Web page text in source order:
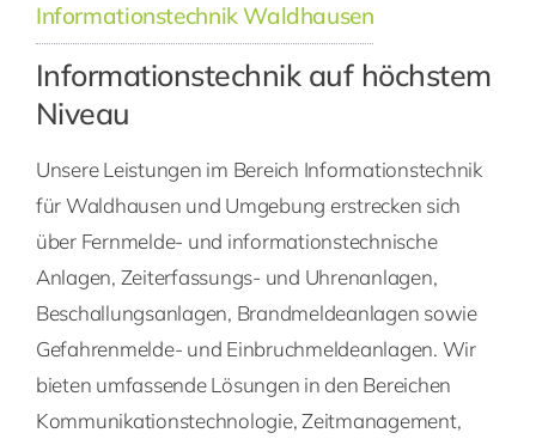
Informationstechnik Waldhausen
Informationstechnik auf höchstem
Niveau
Unsere Leistungen im Bereich Informationstechnik
für Waldhausen und Umgebung erstrecken sich
über Fernmelde- und informationstechnische
Anlagen, Zeiterfassungs- und Uhrenanlagen,
Beschallungsanlagen, Brandmeldeanlagen sowie
Gefahrenmelde- und Einbruchmeldeanlagen. Wir
bieten umfassende Lösungen in den Bereichen
Kommunikationstechnologie, Zeitmanagement,